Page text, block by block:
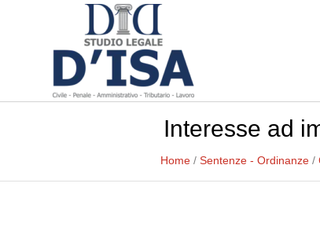
Interesse ad
Home / Sentenze - Ordinanze /